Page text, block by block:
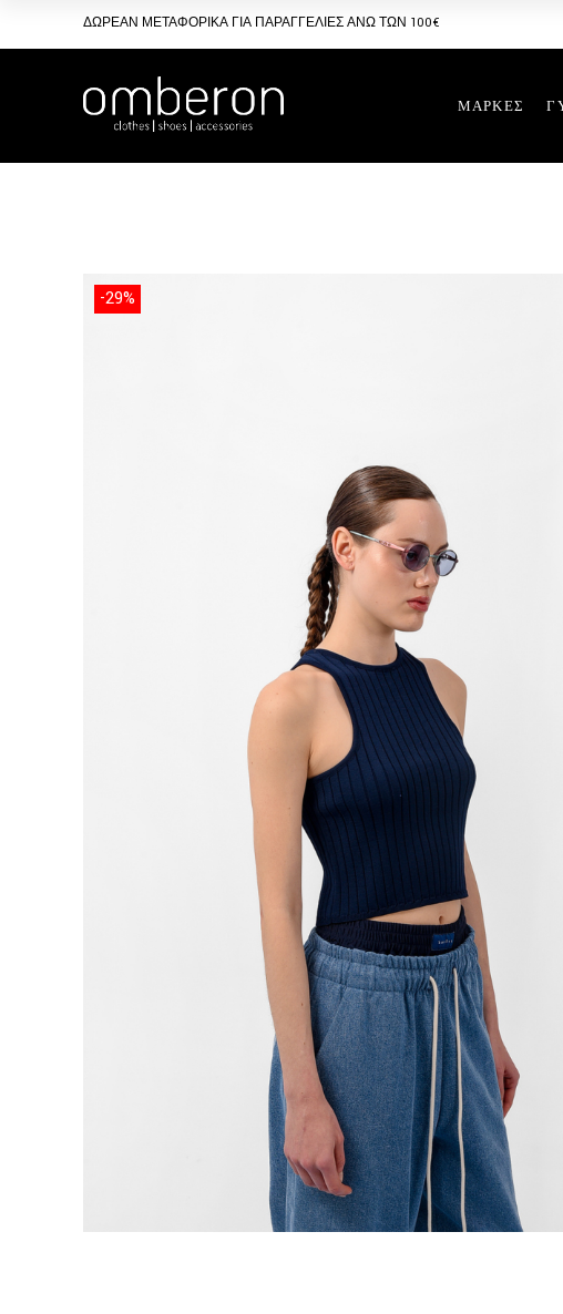
the
ΔΩΡΕΑΝ ΜΕΤΑΦΟΡΙΚΑ ΓΙΑ ΠΑΡΑΓΓΕΛΙΕΣ ΑΝΩ ΤΩΝ 100€
ΜΑΡΚΕΣ
-29%